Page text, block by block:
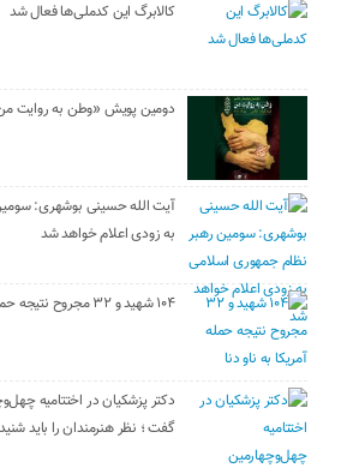
کالابرگ این کدملی‌ها فعال شد
دومین پویش «وطن به روایت
آیت الله حسینی بوشهری:
به زودی اعلام خواهد شد
۱۰۴ شهید و ۳۲ مجروح نتیجه حمله آمریکا به ناو دنا
دکتر پزشکیان در اختتامیه
گفت ؛ نظر هنرمندان را باید شنید